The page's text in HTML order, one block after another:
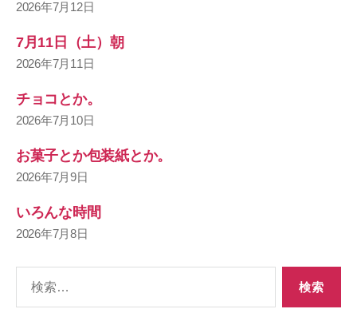
2026年7月12日
7月11日（土）朝
2026年7月11日
チョコとか。
2026年7月10日
お菓子とか包装紙とか。
2026年7月9日
いろんな時間
2026年7月8日